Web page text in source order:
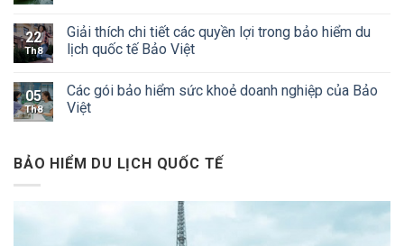
22
Th8
Giải thích chi tiết các quyền lợi trong bảo hiểm du
lịch quốc tế Bảo Việt
05
Th8
Các gói bảo hiểm sức khoẻ doanh nghiệp của Bảo
Việt
BẢO HIỂM DU LỊCH QUỐC TẾ